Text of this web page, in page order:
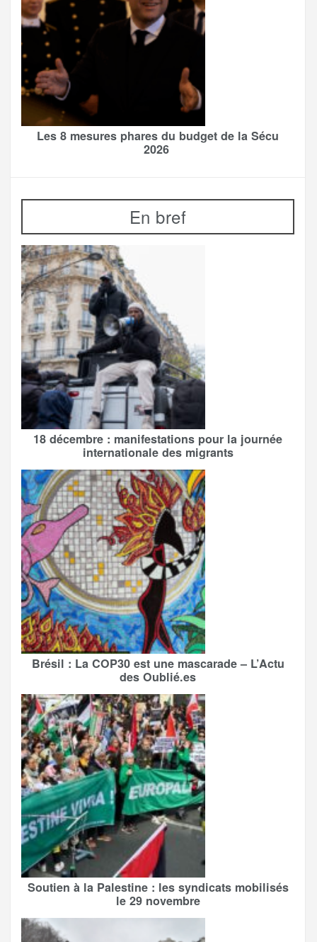
Les 8 mesures phares du budget de la Sécu
2026
En bref
18 décembre : manifestations pour la journée
internationale des migrants
Brésil : La COP30 est une mascarade – L’Actu
des Oublié.es
Soutien à la Palestine : les syndicats mobilisés
le 29 novembre